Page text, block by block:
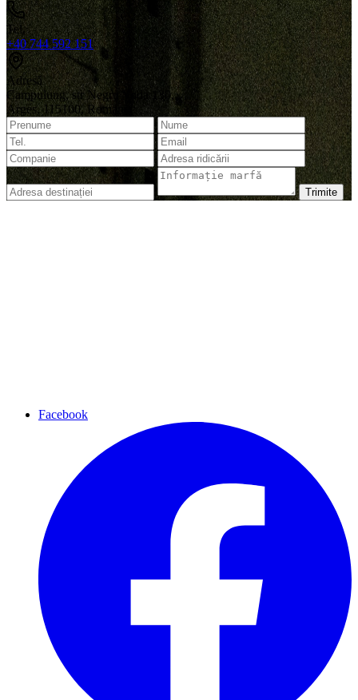
Tel.
+40 744 592 151
Adresă
Campulung, str Negru Voda 130,
Arges, 115100, Romania
Trimite
Facebook